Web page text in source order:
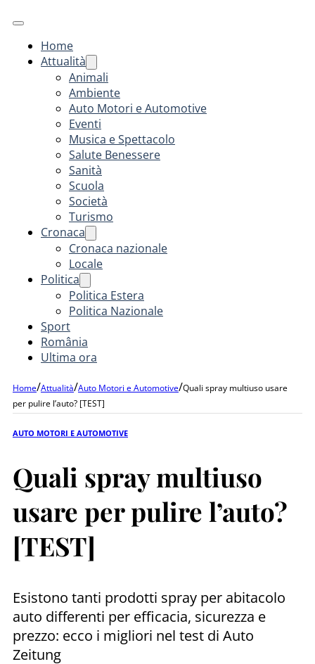
Home
Attualità
Animali
Ambiente
Auto Motori e Automotive
Eventi
Musica e Spettacolo
Salute Benessere
Sanità
Scuola
Società
Turismo
Cronaca
Cronaca nazionale
Locale
Politica
Politica Estera
Politica Nazionale
Sport
România
Ultima ora
Home/Attualità/Auto Motori e Automotive/Quali spray multiuso usare
per pulire l’auto? [TEST]
AUTO MOTORI E AUTOMOTIVE
Quali spray multiuso
usare per pulire l’auto?
[TEST]
Esistono tanti prodotti spray per abitacolo
auto differenti per efficacia, sicurezza e
prezzo: ecco i migliori nel test di Auto
Zeitung